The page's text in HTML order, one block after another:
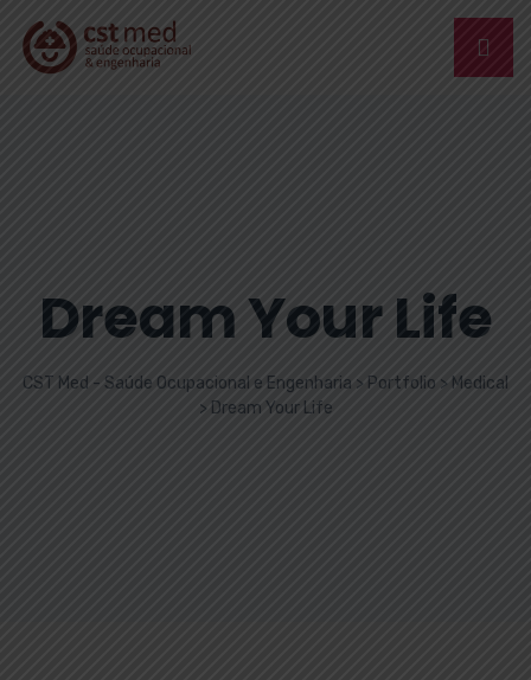
Dream Your Life
CST Med - Saúde Ocupacional e Engenharia > Portfolio > Medical
> Dream Your Life